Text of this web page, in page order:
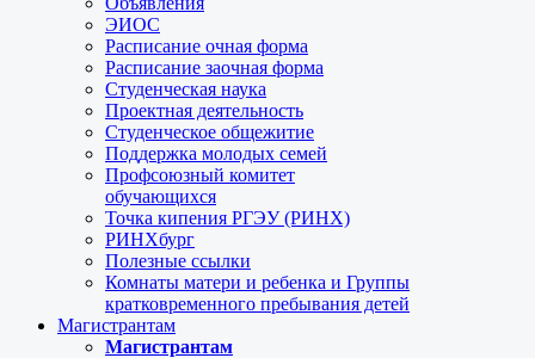
ЭИОС
Расписание очная форма
Расписание заочная форма
Студенческая наука
Проектная деятельность
Студенческое общежитие
Поддержка молодых семей
Профсоюзный комитет
обучающихся
Точка кипения РГЭУ (РИНХ)
РИНХбург
Полезные ссылки
Комнаты матери и ребенка и Группы
кратковременного пребывания детей
Магистрантам
Магистрантам